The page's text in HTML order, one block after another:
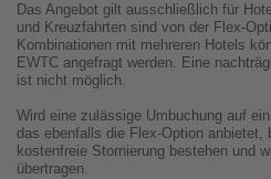
Das Angebot gilt ausschließlich für
und Kreuzfahrten sind von der Flex-
Kombinationen mit mehreren Hotels
EWTC angefragt werden. Eine
ist nicht möglich.
Wird eine zulässige Umbuchung auf
das ebenfalls die Flex-Option anbietet,
kostenfreie Stornierung bestehen und
übertragen.